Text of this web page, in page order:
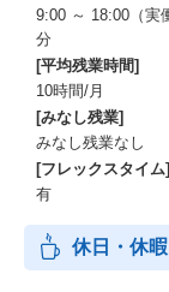
9:00 ～ 18:00（実
分
[平均残業時間]
10時間/月
[みなし残業]
みなし残業なし
[フレックスタイム]
有
休日・休暇